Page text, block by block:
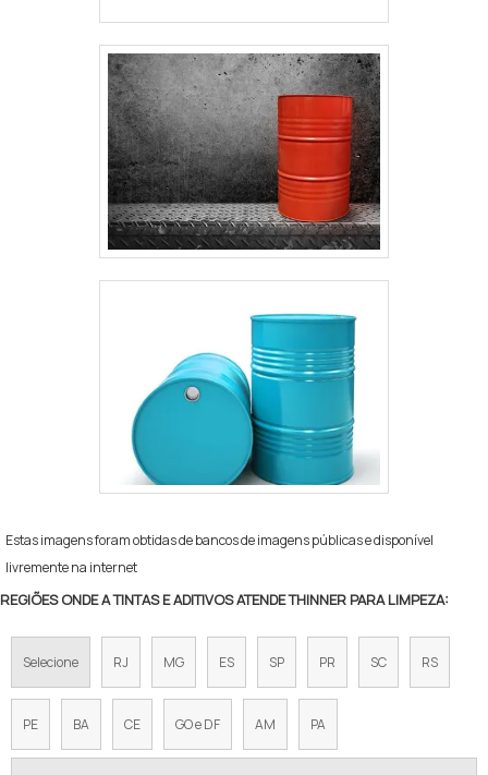
Estas imagens foram obtidas de bancos de imagens públicas e disponível
livremente na internet
REGIÕES ONDE A TINTAS E ADITIVOS ATENDE THINNER PARA LIMPEZA:
Selecione RJ MG ES SP PR SC RS
PE BA CE GO e DF AM PA